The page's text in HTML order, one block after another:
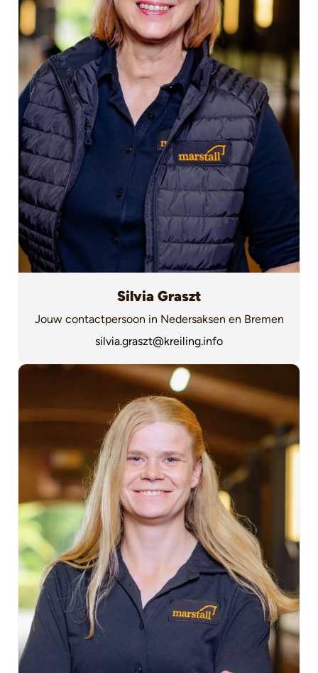
Silvia Graszt
Jouw contactpersoon in Nedersaksen en Bremen
silvia.graszt@kreiling.info